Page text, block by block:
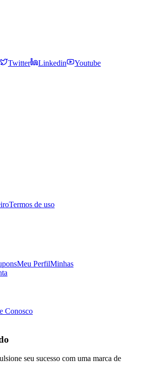
Twitter Linkedin Youtube
Termos de uso
Meu PerfilMinhas
Conosco
seu sucesso com uma marca de